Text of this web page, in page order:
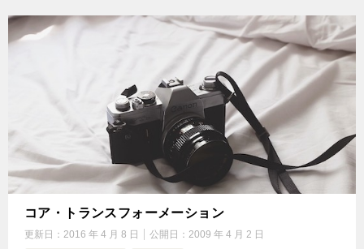
コア・トランスフォーメーション
更新日： 2016 年 4 月 8 日 公開日： 2009 年 4 月 2 日